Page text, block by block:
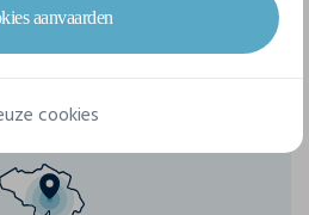
aanvaarden
cookies